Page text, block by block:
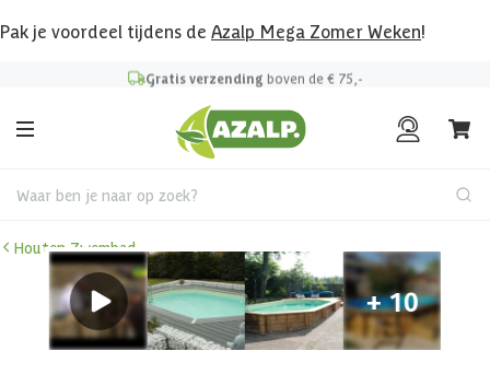
Pak je voordeel tijdens de Azalp Mega Zomer Weken!
Gratis verzending boven de € 75,-
Waar ben je naar op zoek?
Houten Zwembad